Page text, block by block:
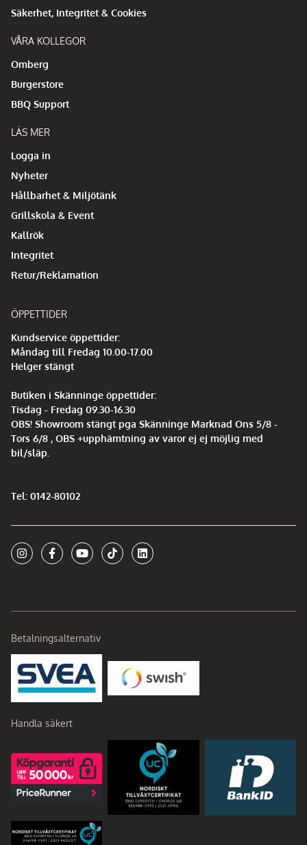
Säkerhet, Integritet & Cookies
VÅRA KOLLEGOR
Omberg
Burgerstore
BBQ Support
LÄS MER
Logga in
Nyheter
Hållbarhet & Miljötänk
Grillskola & Event
Kallrök
Integritet
Retur/Reklamation
ÖPPETTIDER
Kundservice öppettider:
Måndag till Fredag 10.00-17.00
Helger stängt
Butiken i Skänninge öppettider:
Tisdag - Fredag 09.30-16.30
OBS! Showroom stängt pga Skänninge Marknad Ons 5/8 -
Tors 6/8 , OBS +upphämtning av varor ej ej möjlig med
bil/släp.
Tel: 0142-80102
Betalningsalternativ
Handla säkert